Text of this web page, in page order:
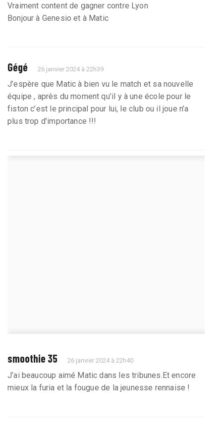
Vraiment content de gagner contre Lyon
Bonjour à Genesio et à Matic
Gégé 26 janvier 2024 à 22h39
J’espère que Matic à bien vu le match et sa nouvelle
équipe , après du moment qu’il y à une école pour le
fiston c’est le principal pour lui, le club ou il joue n’a
plus trop d’importance !!!
smoothie 35 26 janvier 2024 à 22h40
J’ai beaucoup aimé Matic dans les tribunes.Et encore
mieux la furia et la fougue de la jeunesse rennaise !